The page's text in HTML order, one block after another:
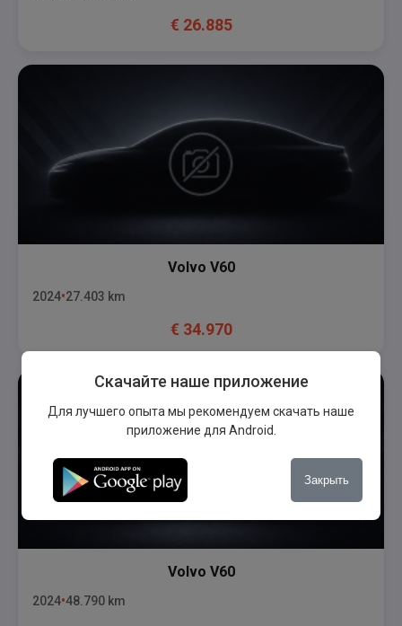
€ 26.885
Volvo V60
2024 27.403 km
€ 34.970
Volvo V60
2024 48.790 km
Скачайте наше приложение
Для лучшего опыта мы рекомендуем скачать наше
приложение для Android.
Закрыть